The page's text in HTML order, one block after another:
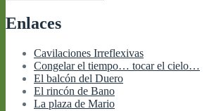
Enlaces
Cavilaciones Irreflexivas
Congelar el tiempo… tocar el cielo…
El balcón del Duero
El rincón de Bano
La plaza de Mario